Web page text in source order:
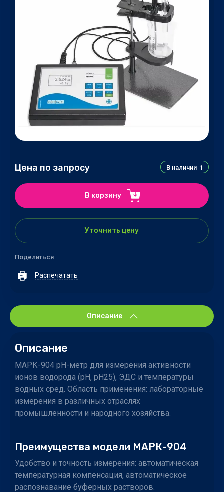
В наличии 1
Цена по запросу
В корзину
Уточнить цену
Поделиться
Распечатать
Описание
Описание
МАРК-904 рН-метр для измерения активности
ионов водорода (pH, рН25), ЭДС и температуры
водных сред. Область применения: лабораторные
измерения в различных отраслях
промышленности и народного хозяйства.
Преимущества модели МАРК-904
Удобство и точность измерения: автоматическая
температурная компенсация, автоматическое
распознавание буферных растворов.